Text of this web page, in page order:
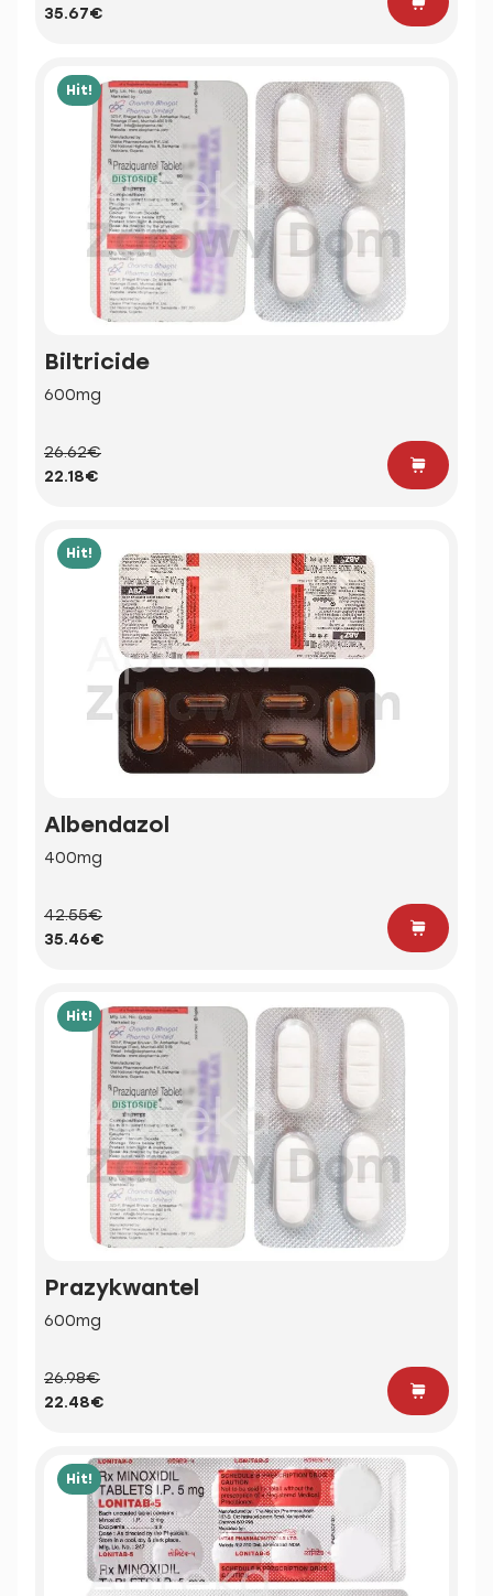
35.67€
Hit!
Biltricide
600mg
26.62€
22.18€
Hit!
Albendazol
400mg
42.55€
35.46€
Hit!
Prazykwantel
600mg
26.98€
22.48€
Hit!